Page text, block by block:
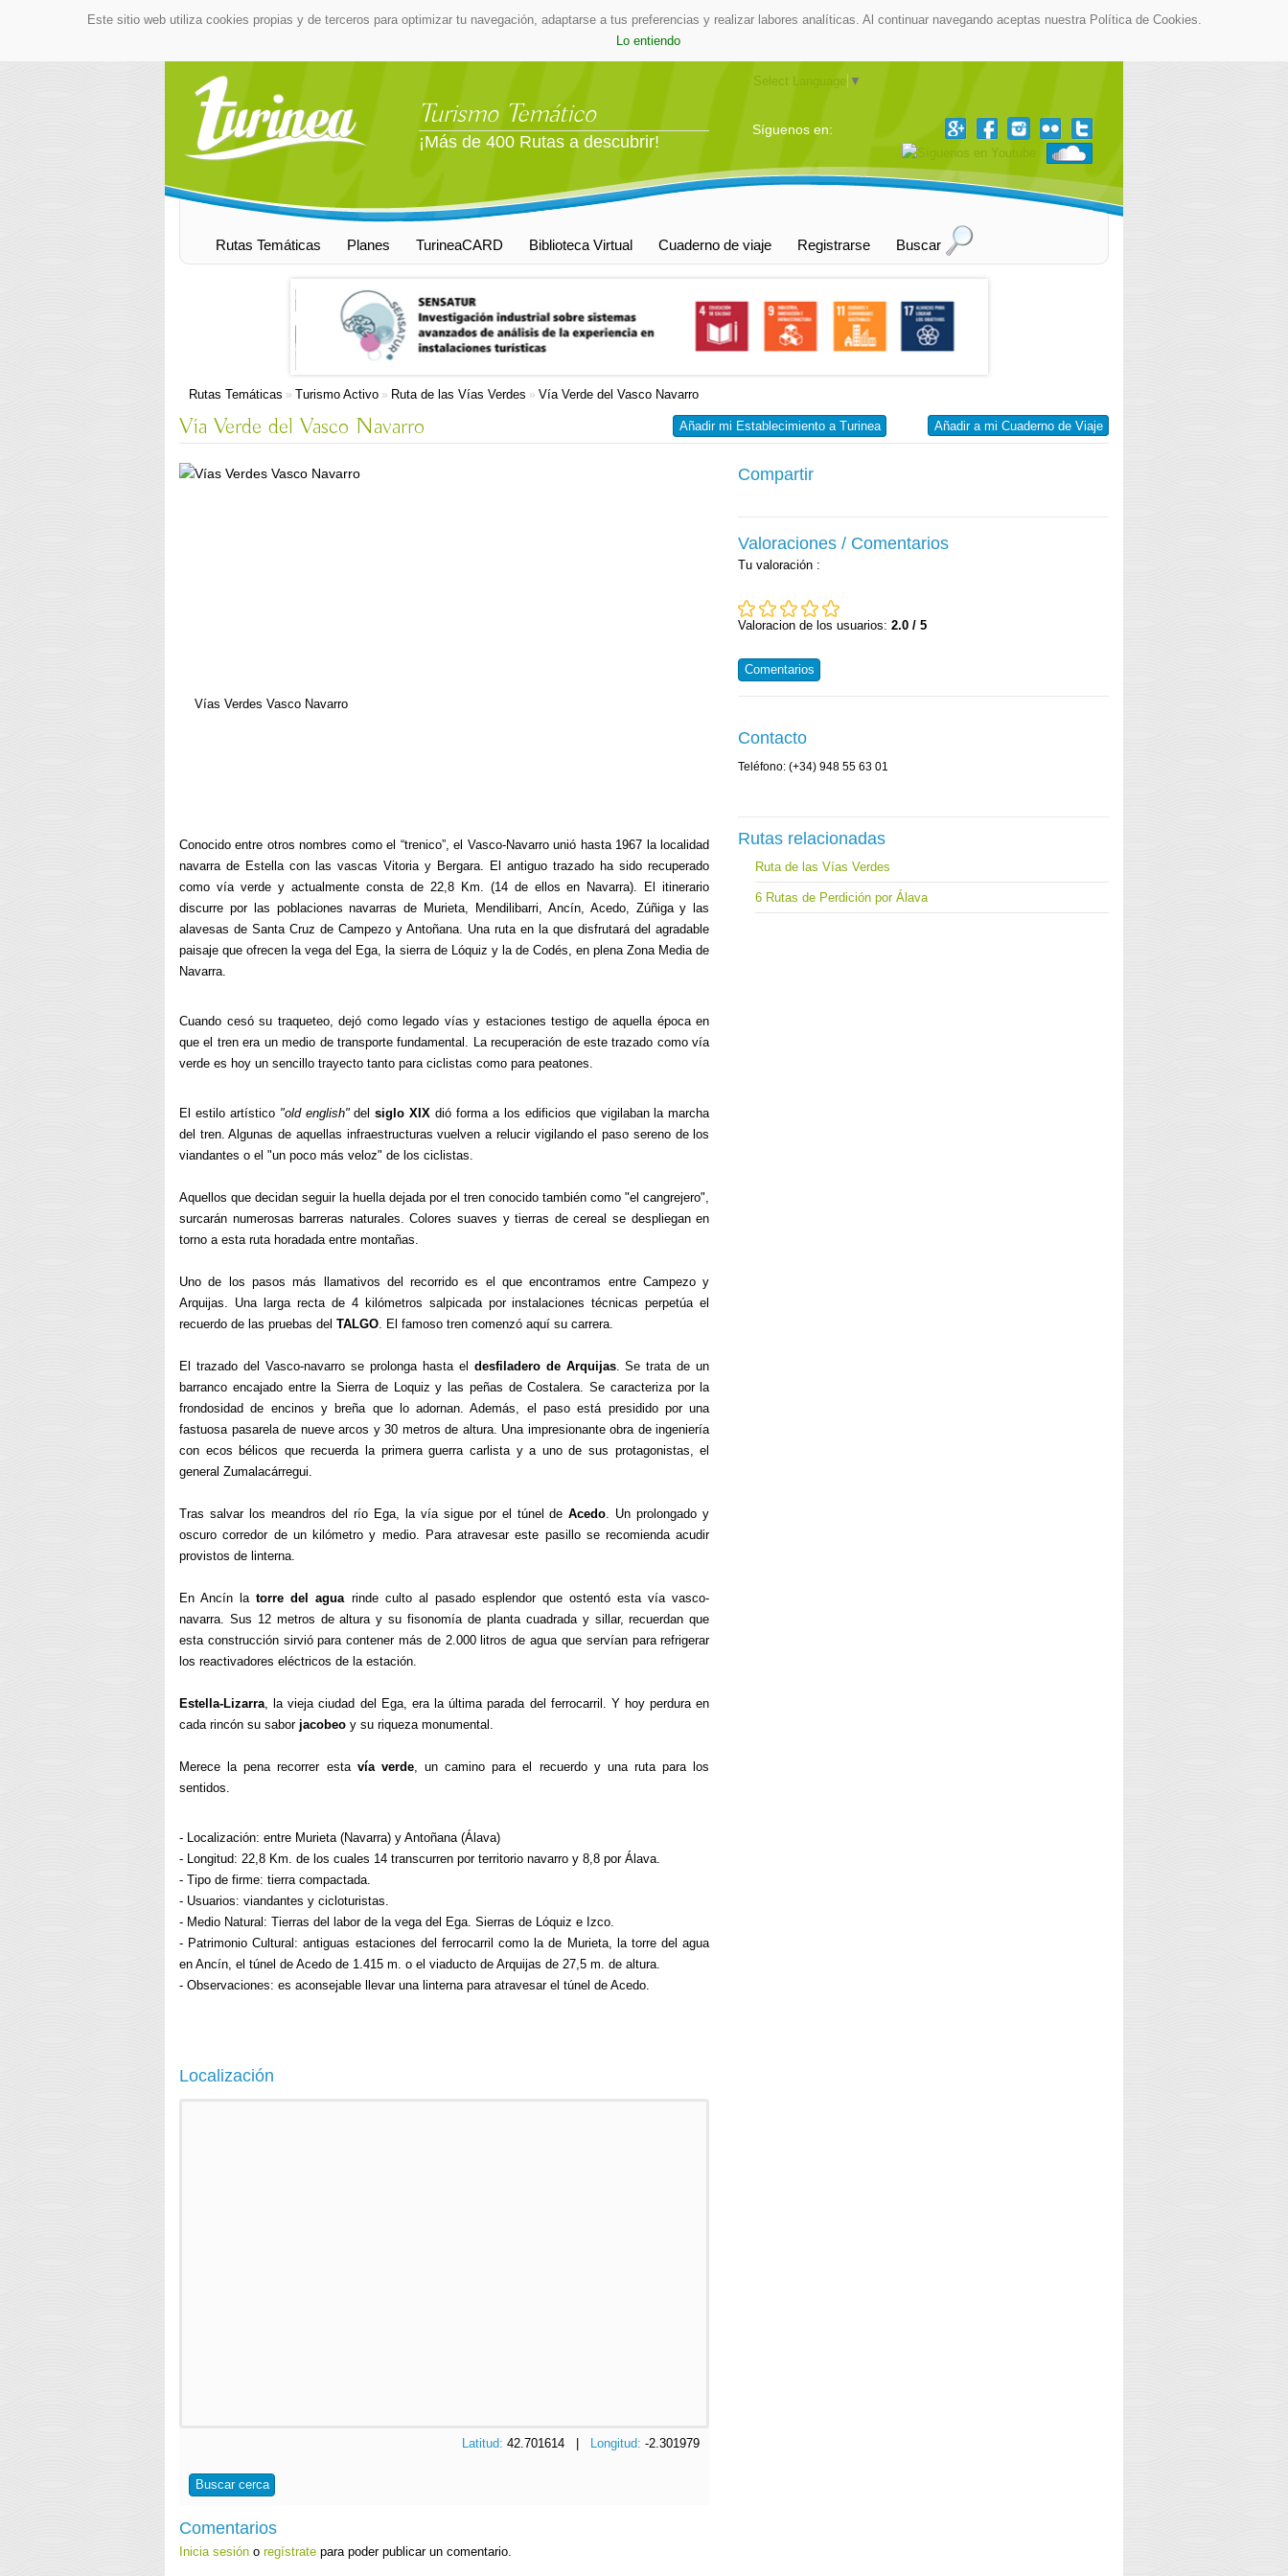
Este sitio web utiliza cookies propias y de terceros para optimizar tu navegación, adaptarse a tus preferencias y realizar labores analíticas. Al continuar navegando aceptas nuestra Política de Cookies.
Lo entiendo
Turismo Temático
¡Más de 400 Rutas a descubrir!
Select Language ▼
Síguenos en:
Rutas Temáticas Planes TurineaCARD Biblioteca Virtual Cuaderno de viaje Registrarse Buscar
Rutas Temáticas » Turismo Activo » Ruta de las Vías Verdes » Vía Verde del Vasco Navarro
Añadir a mi Cuaderno de Viaje
Añadir mi Establecimiento a Turinea
Vía Verde del Vasco Navarro
Vías Verdes Vasco Navarro
Conocido entre otros nombres como el “trenico”, el Vasco-Navarro unió hasta 1967 la localidad
navarra de Estella con las vascas Vitoria y Bergara. El antiguo trazado ha sido recuperado
como vía verde y actualmente consta de 22,8 Km. (14 de ellos en Navarra). El itinerario
discurre por las poblaciones navarras de Murieta, Mendilibarri, Ancín, Acedo, Zúñiga y las
alavesas de Santa Cruz de Campezo y Antoñana. Una ruta en la que disfrutará del agradable
paisaje que ofrecen la vega del Ega, la sierra de Lóquiz y la de Codés, en plena Zona Media de
Navarra.
Cuando cesó su traqueteo, dejó como legado vías y estaciones testigo de aquella época en
que el tren era un medio de transporte fundamental. La recuperación de este trazado como vía
verde es hoy un sencillo trayecto tanto para ciclistas como para peatones.
El estilo artístico "old english"delsiglo XIXdió forma a los edificios que vigilaban la marcha
del tren. Algunas de aquellas infraestructuras vuelven a relucir vigilando el paso sereno de los
viandantes o el "un poco más veloz" de los ciclistas.
Aquellos que decidan seguir la huella dejada por el tren conocido también como "el cangrejero",
surcarán numerosas barreras naturales. Colores suaves y tierras de cereal se despliegan en
torno a esta ruta horadada entre montañas.
Uno de los pasos más llamativos del recorrido es el que encontramos entre Campezo y
Arquijas. Una larga recta de 4 kilómetros salpicada por instalaciones técnicas perpetúa el
recuerdo de las pruebas del TALGO. El famoso tren comenzó aquí su carrera.
El trazado del Vasco-navarro se prolonga hasta el desfiladero de Arquijas. Se trata de un
barranco encajado entre la Sierra de Loquiz y las peñas de Costalera. Se caracteriza por la
frondosidad de encinos y breña que lo adornan. Además, el paso está presidido por una
fastuosa pasarela de nueve arcos y 30 metros de altura. Una impresionante obra de ingeniería
con ecos bélicos que recuerda la primera guerra carlista y a uno de sus protagonistas, el
general Zumalacárregui.
Tras salvar los meandros del río Ega, la vía sigue por el túnel deAcedo. Un prolongado y
oscuro corredor de un kilómetro y medio. Para atravesar este pasillo se recomienda acudir
provistos de linterna.
En Ancín latorre del agua rinde culto al pasado esplendor que ostentó esta vía vasco-
navarra. Sus 12 metros de altura y su fisonomía de planta cuadrada y sillar, recuerdan que
esta construcción sirvió para contener más de 2.000 litros de agua que servían para refrigerar
los reactivadores eléctricos de la estación.
Estella-Lizarra, la vieja ciudad del Ega, era la última parada del ferrocarril. Y hoy perdura en
cada rincón su sabor jacobeo y su riqueza monumental.
Merece la pena recorrer esta vía verde, un camino para el recuerdo y una ruta para los
sentidos.
- Localización: entre Murieta (Navarra) y Antoñana (Álava)
- Longitud: 22,8 Km. de los cuales 14 transcurren por territorio navarro y 8,8 por Álava.
- Tipo de firme: tierra compactada.
- Usuarios: viandantes y cicloturistas.
- Medio Natural: Tierras del labor de la vega del Ega. Sierras de Lóquiz e Izco.
- Patrimonio Cultural: antiguas estaciones del ferrocarril como la de Murieta, la torre del agua
en Ancín, el túnel de Acedo de 1.415 m. o el viaducto de Arquijas de 27,5 m. de altura.
- Observaciones: es aconsejable llevar una linterna para atravesar el túnel de Acedo.
Localización
Latitud:42.701614 | Longitud:-2.301979
Buscar cerca
Comentarios
Inicia sesión o regístrate para poder publicar un comentario.
Compartir
Valoraciones / Comentarios
Tu valoración :
Valoracion de los usuarios:2.0 / 5
Comentarios
Contacto
Teléfono: (+34) 948 55 63 01
Rutas relacionadas
Ruta de las Vías Verdes
6 Rutas de Perdición por Álava